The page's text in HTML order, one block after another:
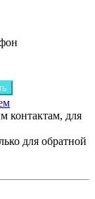
контактам, для
для обратной